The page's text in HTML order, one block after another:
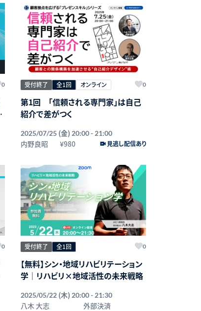
0 受付終了 全1回 オンライン 0
第1回 「信頼される専門家」は自己
紹介で差がつく
2025/07/25 (金) 20:00 - 21:00
内野良昭 ¥980 見逃し配信あり
0 受付終了 全1回 0
【無料】シン・地域リハビリテーション
学｜リハビリ×地域活性の未来戦略
2025/05/22 (木) 20:00 - 21:30
八木 大志 外部決済